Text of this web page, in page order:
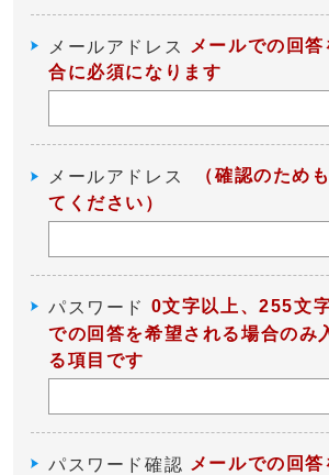
メールアドレス
メールでの回
合に必須になります
メールアドレス
（確認のため
てください）
パスワード 0文字以上、255文
での回答を希望される場合のみ
る項目です
パスワード確認 メールでの回